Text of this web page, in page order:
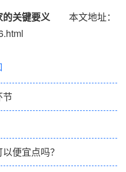
关键要义 本文地址：
节
便宜点吗？